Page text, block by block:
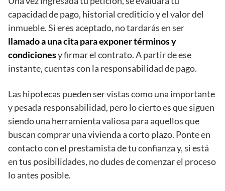
capacidad de pago, historial crediticio y el valor del
inmueble. Si eres aceptado, no tardarás en ser
llamado a una cita para exponer términos y
condicionesy firmar el contrato. A partir de ese
instante, cuentas con la responsabilidad de pago.
Las hipotecas pueden ser vistas como una importante
y pesada responsabilidad, pero lo cierto es que siguen
siendo una herramienta valiosa para aquellos que
buscan comprar una vivienda a corto plazo. Ponte en
contacto con el prestamista de tu confianza y, si está
en tus posibilidades, no dudes de comenzar el proceso
lo antes posible.